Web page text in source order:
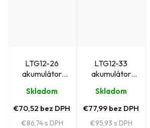
LTG12-26
akumulátor
(12V/26Ah)
Skladom
€70,52 bez DPH
€86,74
LTG12-33
akumulátor
(12V/33Ah)
Skladom
€77,99 bez DPH
€95,93